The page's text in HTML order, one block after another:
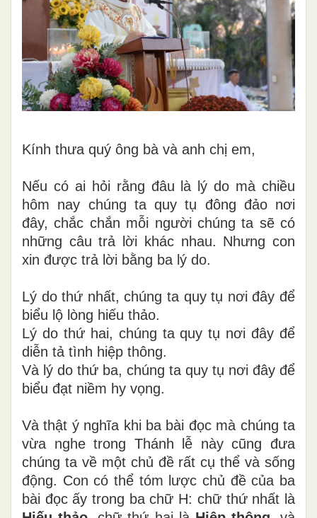
Kính thưa quý ông bà và anh chị em,
Nếu có ai hỏi rằng đâu là lý do mà chiều
hôm nay chúng ta quy tụ đông đảo nơi
đây, chắc chắn mỗi người chúng ta sẽ có
những câu trả lời khác nhau. Nhưng con
xin được trả lời bằng ba lý do.
Lý do thứ nhất, chúng ta quy tụ nơi đây để
biểu lộ lòng hiếu thảo.
Lý do thứ hai, chúng ta quy tụ nơi đây để
diễn tả tình hiệp thông.
Và lý do thứ ba, chúng ta quy tụ nơi đây để
biểu đạt niềm hy vọng.
Và thật ý nghĩa khi ba bài đọc mà chúng ta
vừa nghe trong Thánh lễ này cũng đưa
chúng ta về một chủ đề rất cụ thể và sống
động. Con có thể tóm lược chủ đề của ba
bài đọc ấy trong ba chữ H: chữ thứ nhất là